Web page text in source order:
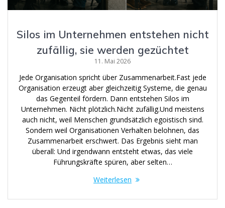
Silos im Unternehmen entstehen nicht
zufällig, sie werden gezüchtet
11. Mai 2026
Jede Organisation spricht über Zusammenarbeit.Fast jede
Organisation erzeugt aber gleichzeitig Systeme, die genau
das Gegenteil fördern. Dann entstehen Silos im
Unternehmen. Nicht plötzlich.Nicht zufällig.Und meistens
auch nicht, weil Menschen grundsätzlich egoistisch sind.
Sondern weil Organisationen Verhalten belohnen, das
Zusammenarbeit erschwert. Das Ergebnis sieht man
überall: Und irgendwann entsteht etwas, das viele
Führungskräfte spüren, aber selten…
Weiterlesen